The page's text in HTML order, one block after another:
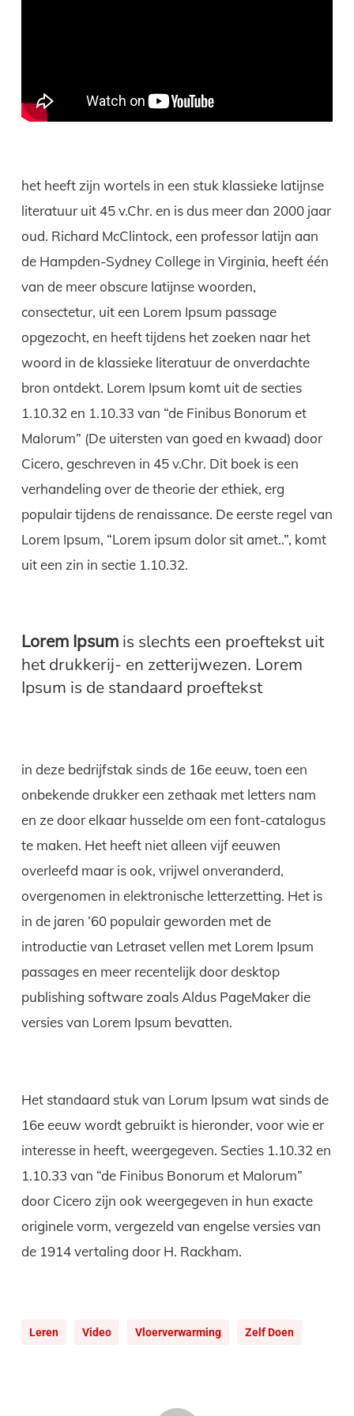
het heeft zijn wortels in een stuk klassieke latijnse
literatuur uit 45 v.Chr. en is dus meer dan 2000 jaar
oud. Richard McClintock, een professor latijn aan
de Hampden-Sydney College in Virginia, heeft één
van de meer obscure latijnse woorden,
consectetur, uit een Lorem Ipsum passage
opgezocht, en heeft tijdens het zoeken naar het
woord in de klassieke literatuur de onverdachte
bron ontdekt. Lorem Ipsum komt uit de secties
1.10.32 en 1.10.33 van “de Finibus Bonorum et
Malorum” (De uitersten van goed en kwaad) door
Cicero, geschreven in 45 v.Chr. Dit boek is een
verhandeling over de theorie der ethiek, erg
populair tijdens de renaissance. De eerste regel van
Lorem Ipsum, “Lorem ipsum dolor sit amet..”, komt
uit een zin in sectie 1.10.32.
Lorem Ipsumis slechts een proeftekst uit
het drukkerij- en zetterijwezen. Lorem
Ipsum is de standaard proeftekst
in deze bedrijfstak sinds de 16e eeuw, toen een
onbekende drukker een zethaak met letters nam
en ze door elkaar husselde om een font-catalogus
te maken. Het heeft niet alleen vijf eeuwen
overleefd maar is ook, vrijwel onveranderd,
overgenomen in elektronische letterzetting. Het is
in de jaren ’60 populair geworden met de
introductie van Letraset vellen met Lorem Ipsum
passages en meer recentelijk door desktop
publishing software zoals Aldus PageMaker die
versies van Lorem Ipsum bevatten.
Het standaard stuk van Lorum Ipsum wat sinds de
16e eeuw wordt gebruikt is hieronder, voor wie er
interesse in heeft, weergegeven. Secties 1.10.32 en
1.10.33 van “de Finibus Bonorum et Malorum”
door Cicero zijn ook weergegeven in hun exacte
originele vorm, vergezeld van engelse versies van
de 1914 vertaling door H. Rackham.
Leren Video Vloerverwarming Zelf Doen